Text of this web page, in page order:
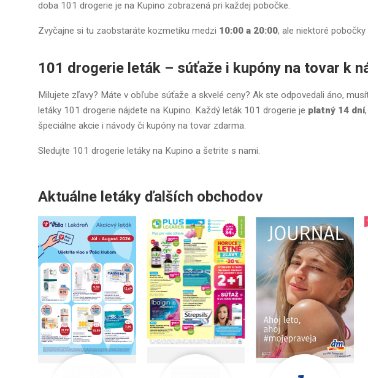
doba 101 drogerie je na Kupino zobrazená pri každej pobočke.
Zvyčajne si tu zaobstaráte kozmetiku medzi 10:00 a 20:00, ale niektoré
101 drogerie leták – súťaže i kupóny na tovar k
Milujete zľavy? Máte v obľube súťaže a skvelé ceny? Ak ste odpovedali áno,
letáky 101 drogerie nájdete na Kupino. Každý leták 101 drogerie je platný 14 dní
špeciálne akcie i návody či kupóny na tovar zdarma.
Sledujte 101 drogerie letáky na Kupino a šetrite s nami.
Aktuálne letáky ďalších obchodov